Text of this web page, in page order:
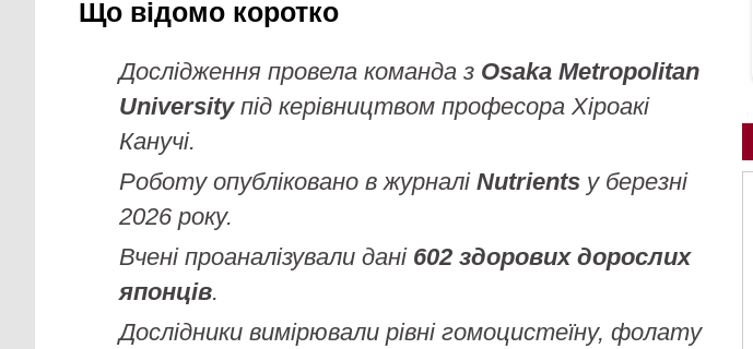
Що відомо коротко
Дослідження провела команда з Osaka Metropolitan
Universityпід керівництвом професора Хіроакі
Канучі.
Роботу опубліковано в журналіNutrients у березні
2026 року.
Вчені проаналізували дані 602 здорових дорослих
японців.
Дослідники вимірювали рівні гомоцистеїну, фолату